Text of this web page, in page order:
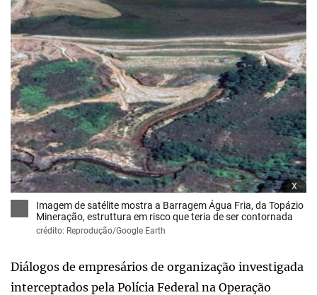
x
Imagem de satélite mostra a Barragem Água Fria, da Topázio
Mineração, estruttura em risco que teria de ser contornada
crédito: Reprodução/Google Earth
Diálogos de empresários de organização investigada
interceptados pela Polícia Federal na Operação